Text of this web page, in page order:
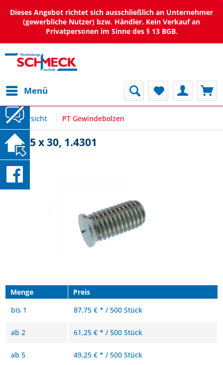
Dieses Angebot richtet sich ausschließlich an Unternehmer
(gewerbliche Nutzer) bzw. Händler. Kein Verkauf an
Privatpersonen im Sinne des § 13 BGB.
Menü
Übersicht PT Gewindebolzen
PT M5 x 30, 1.4301
Menge
Preis
bis 1 87,75 € * / 500 Stück
ab 2 61,25 € * / 500 Stück
ab 5 49,25 € * / 500 Stück